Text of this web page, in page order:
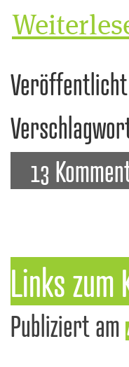
13
Links
Publiziert am